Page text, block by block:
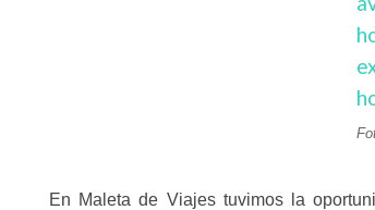
En Maleta de Viajes tuvimos la